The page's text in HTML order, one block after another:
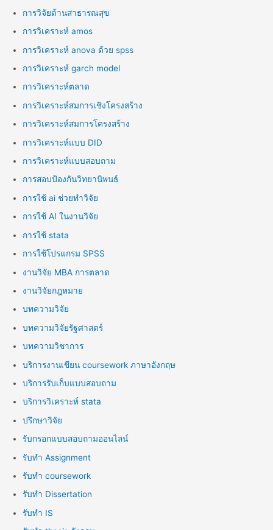
การวิจัยด้านสาธารณสุข
การวิเคราะห์ amos
การวิเคราะห์ anova ด้วย spss
การวิเคราะห์ garch model
การวิเคราะห์ตลาด
การวิเคราะห์สมการเชิงโครงสร้าง
การวิเคราะห์สมการโครงสร้าง
การวิเคราะห์แบบ DID
การวิเคราะห์แบบสอบถาม
การสอบป้องกันวิทยานิพนธ์
การใช้ ai ช่วยทำวิจัย
การใช้ AI ในงานวิจัย
การใช้ stata
การใช้โปรแกรม SPSS
งานวิจัย MBA การตลาด
งานวิจัยกฎหมาย
บทความวิจัย
บทความวิจัยรัฐศาสตร์
บทความวิชาการ
บริการงานเขียน coursework ภาษาอังกฤษ
บริการรับเก็บแบบสอบถาม
บริการวิเคราะห์ stata
ปรึกษาวิจัย
รับกรอกแบบสอบถามออนไลน์
รับทำ Assignment
รับทำ coursework
รับทำ Dissertation
รับทำ IS